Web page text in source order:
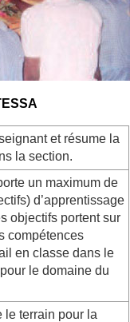
et résume la
la section.
un maximum de
d’apprentissage
objectifs portent sur
compétences
en classe dans le
le domaine du
le terrain pour la